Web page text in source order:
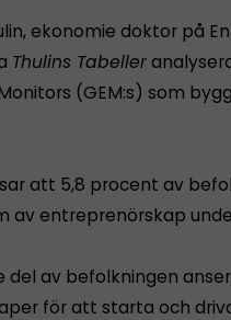
ekonomie doktor på
Thulins Tabeller
(GEM:s) som
att 5,8 procent av
av entreprenörskap under
del av befolkningen
för att starta och